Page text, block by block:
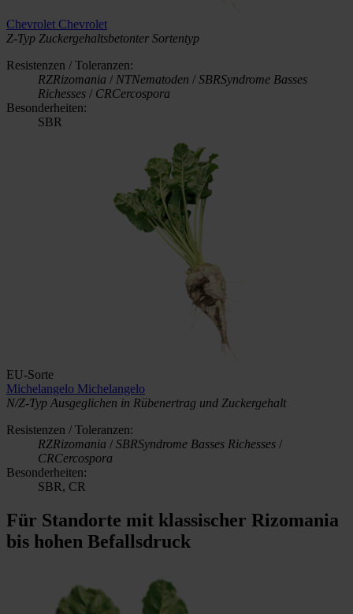
Chevrolet Chevrolet
Z-Typ Zuckergehaltsbetonter Sortentyp
Resistenzen / Toleranzen:
RZRizomania / NTNematoden / SBRSyndrome Basses
Richesses / CRCercospora
Besonderheiten:
SBR
EU-Sorte
Michelangelo Michelangelo
N/Z-Typ Ausgeglichen in Rübenertrag und Zuckergehalt
Resistenzen / Toleranzen:
RZRizomania / SBRSyndrome Basses Richesses /
CRCercospora
Besonderheiten:
SBR, CR
Für Standorte mit klassischer Rizomania
bis hohen Befallsdruck